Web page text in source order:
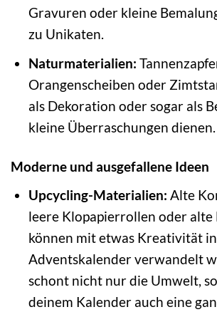
Gravuren oder kleine
zu Unikaten.
Naturmaterialien:
Orangenscheiben oder
als Dekoration oder sogar als
kleine Überraschungen dienen.
Moderne und ausgefallene Ideen
Upcycling-Materialien: Alte
leere Klopapierrollen oder alte
können mit etwas Kreativität
Adventskalender verwandelt
schont nicht nur die Umwelt,
deinem Kalender auch eine